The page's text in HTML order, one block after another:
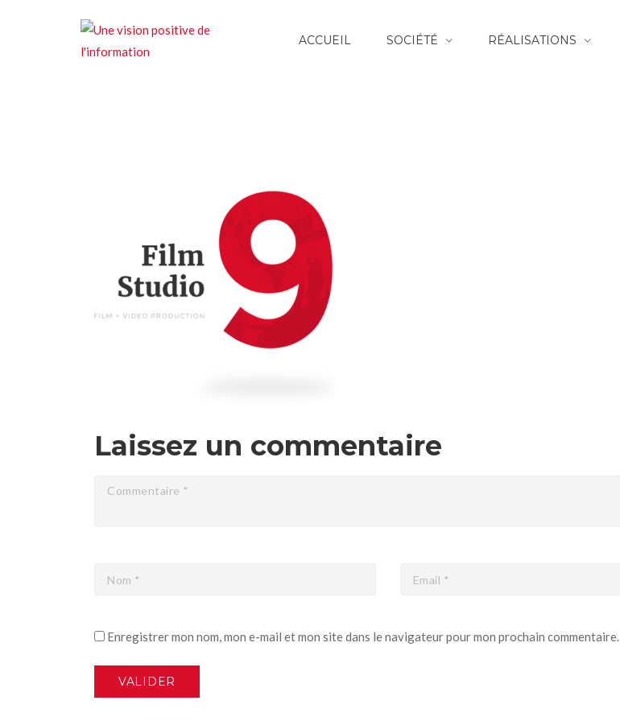
ACCUEIL SOCIÉTÉ RÉALISATIONS
Laissez un commentaire
Enregistrer mon nom, mon e-mail et mon site dans le navigateur pour mon prochain commentaire.